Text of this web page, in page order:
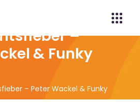
–
& Funky
– Peter Wackel & Funky